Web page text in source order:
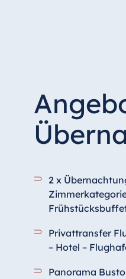
2 x
Privattransfer
– Hotel –
Panorama